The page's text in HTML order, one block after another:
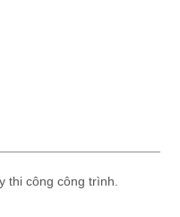
thi công công trình.